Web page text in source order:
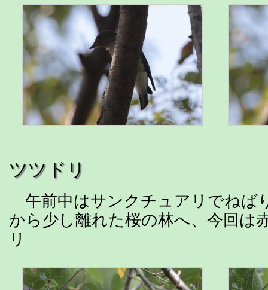
ツツドリ
午前中はサンクチュアリでねば
から少し離れた桜の林へ、今回は
リ